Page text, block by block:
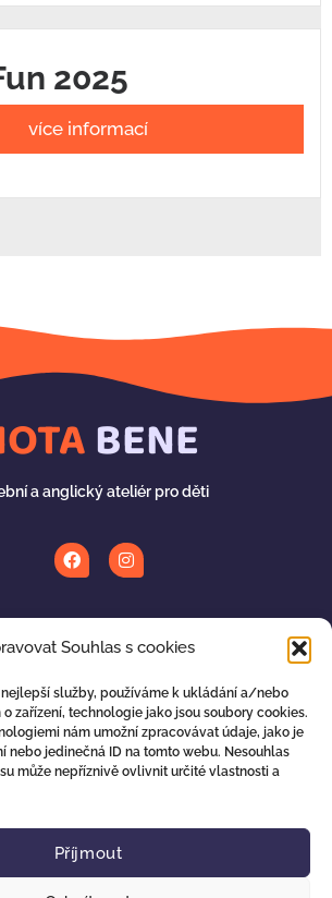
Souhlas s cookies
služby, používáme k ukládání a/nebo
zařízení, technologie jako jsou soubory cookies.
nám umožní zpracovávat údaje, jako je
nebo jedinečná ID na tomto webu. Nesouhlas
může nepříznivě ovlivnit určité vlastnosti a
Příjmout
2025
více informací
BENE
a anglický ateliér pro děti
nástrojů a kreativních hraček.